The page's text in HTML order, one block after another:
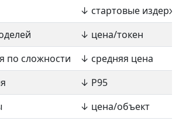
↓ стартовые
↓ цена/токен
по сложности
↓ средняя цена
↓ P95
↓ цена/объект